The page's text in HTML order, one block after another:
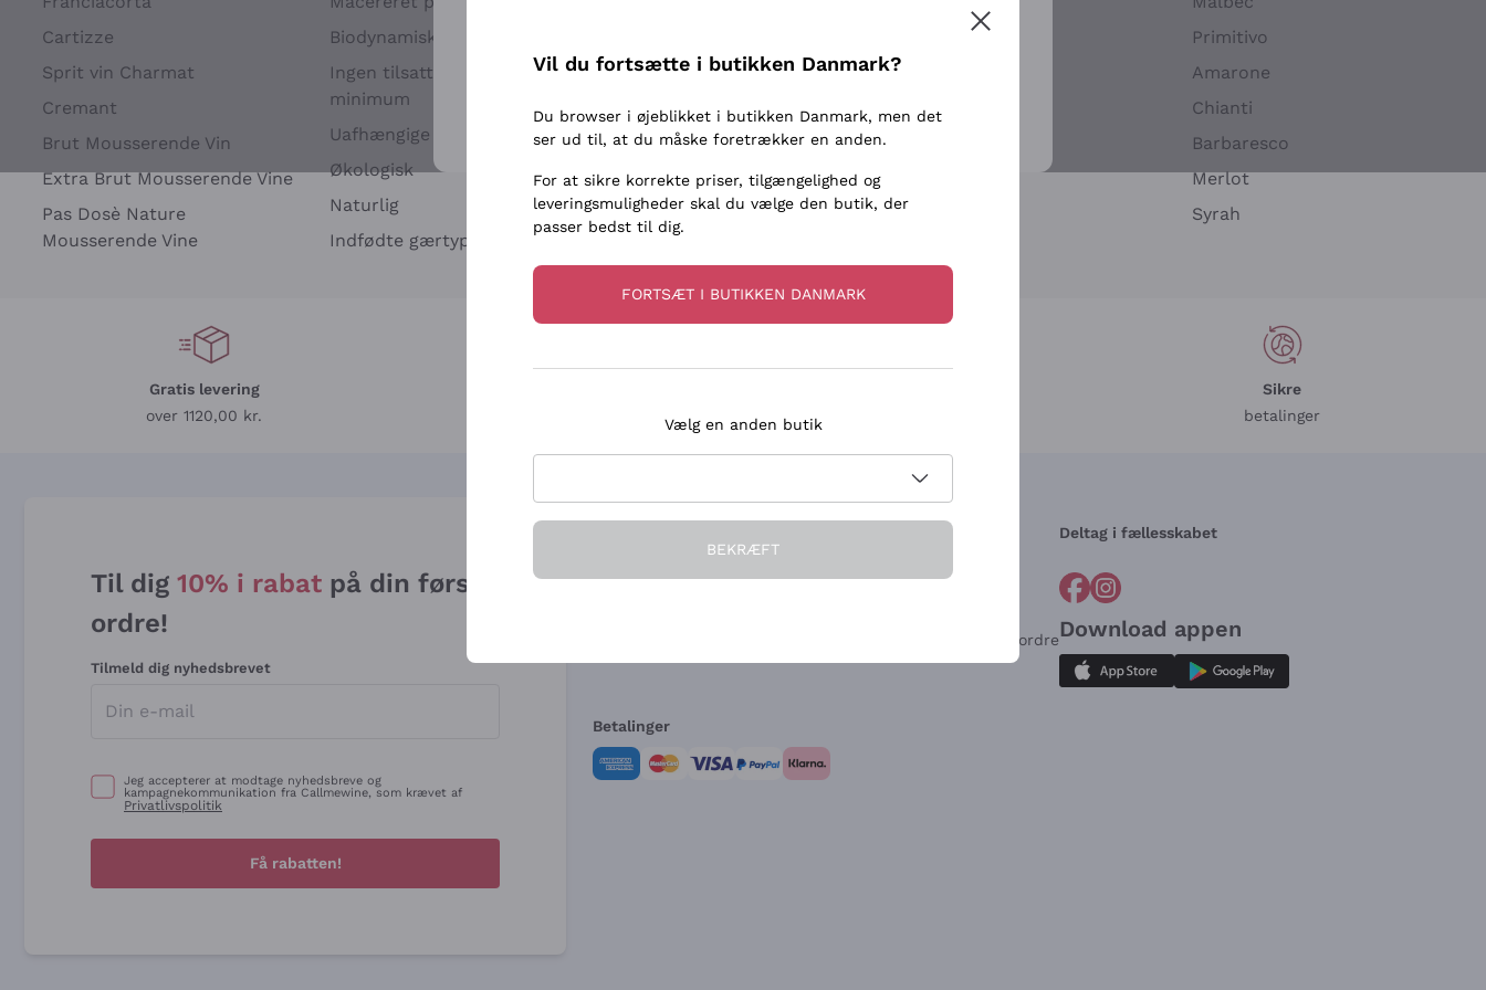
Cartizze
Sprit vin Charmat
Cremant
Brut Mousserende Vin
Extra Brut Mousserende Vine
Pas Dosè Nature
Mousserende Vine
Biodynamisk
Ingen tilsatte sulfitter eller
minimum
Uafhængige Vinavlere
Økologisk
Naturlig
Indfødte gærtyper
Biondi Santi
Franz Haas
Argiolas
Zenato
Ca' dei Frati
Ribolla Gialla
Sauvignon
Primitivo
Amarone
Chianti
Barbaresco
Merlot
Syrah
Gratis levering
over 1120,00 kr.
Sikre
betalinger
Til dig 10% i rabat på din første
ordre!
Tilmeld dig nyhedsbrevet
Jeg accepterer at modtage nyhedsbreve og
kampagnekommunikation fra Callmewine, som krævet af
Privatlivspolitik
Få rabatten!
Hvem vi er
Kundeservice
Fortrydelsesformular for ordre
Deltag i fællesskabet
Download appen
Betalinger
Tilmeld
For flere oplysninger, læs voresPrivatlivspolitik
Vil du fortsætte i butikken Danmark?
Du browser i øjeblikket i butikken Danmark, men det
ser ud til, at du måske foretrækker en anden.
For at sikre korrekte priser, tilgængelighed og
leveringsmuligheder skal du vælge den butik, der
passer bedst til dig.
FORTSÆT I BUTIKKEN DANMARK
Vælg en anden butik
BEKRÆFT